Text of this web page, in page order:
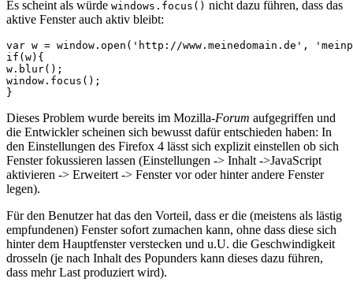
Es scheint als würde windows.focus() nicht dazu führen, dass das
aktive Fenster auch aktiv bleibt:
var w = window.open('http://www.meinedomain.de',
if(w){
w.blur();
window.focus();
Dieses Problem wurde bereits im Mozilla-Forum aufgegriffen und
die Entwickler scheinen sich bewusst dafür entschieden haben: In
den Einstellungen des Firefox 4 lässt sich explizit einstellen ob sich
Fenster fokussieren lassen (Einstellungen -> Inhalt ->JavaScript
aktivieren -> Erweitert -> Fenster vor oder hinter andere Fenster
legen).
Für den Benutzer hat das den Vorteil, dass er die (meistens als lästig
empfundenen) Fenster sofort zumachen kann, ohne dass diese sich
hinter dem Hauptfenster verstecken und u.U. die Geschwindigkeit
drosseln (je nach Inhalt des Popunders kann dieses dazu führen,
dass mehr Last produziert wird).